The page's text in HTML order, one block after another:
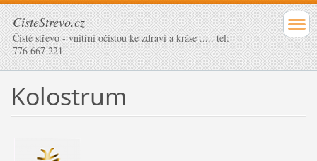
CisteStrevo.cz
Čisté střevo - vnitřní očistou ke zdraví a kráse ..... tel:
776 667 221
Kolostrum